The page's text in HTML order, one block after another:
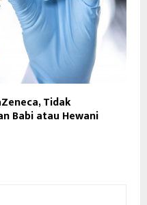
Tidak
Babi atau Hewani